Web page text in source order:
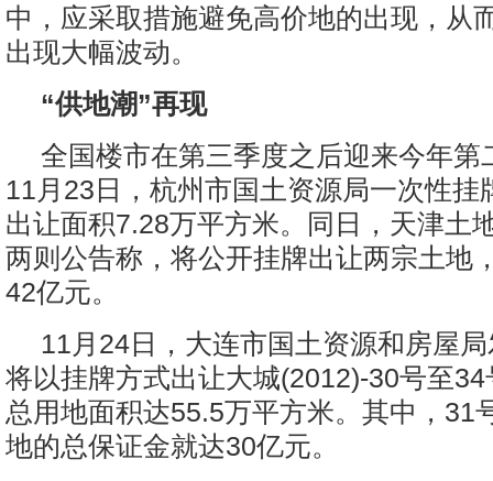
中，应采取措施避免高价地的出现，从
出现大幅波动。
“供地潮”再现
全国楼市在第三季度之后迎来今年第
11月23日，杭州市国土资源局一次性挂
出让面积7.28万平方米。同日，天津土
两则公告称，将公开挂牌出让两宗土地
42亿元。
11月24日，大连市国土资源和房屋
将以挂牌方式出让大城(2012)-30号至
总用地面积达55.5万平方米。其中，31
地的总保证金就达30亿元。